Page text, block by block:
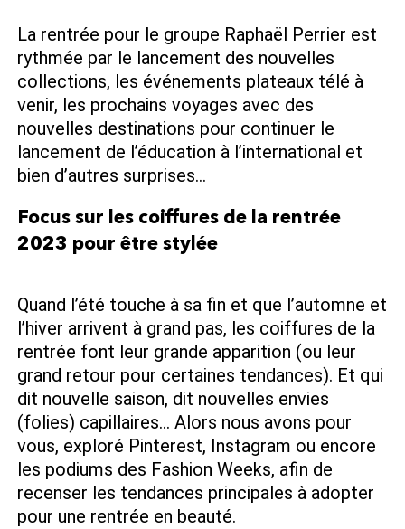
La rentrée pour le groupe Raphaël Perrier est
rythmée par le lancement des nouvelles
collections, les événements plateaux télé à
venir, les prochains voyages avec des
nouvelles destinations pour continuer le
lancement de l’éducation à l’international et
bien d’autres surprises…
Focus sur les coiffures de la rentrée
2023 pour être stylée
Quand l’été touche à sa fin et que l’automne et
l’hiver arrivent à grand pas, les coiffures de la
rentrée font leur grande apparition (ou leur
grand retour pour certaines tendances). Et qui
dit nouvelle saison, dit nouvelles envies
(folies) capillaires… Alors nous avons pour
vous, exploré Pinterest, Instagram ou encore
les podiums des Fashion Weeks, afin de
recenser les tendances principales à adopter
pour une rentrée en beauté.